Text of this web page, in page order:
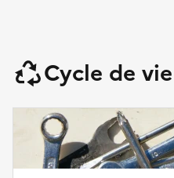
Cycle de